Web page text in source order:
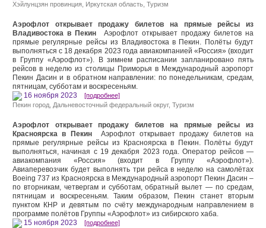
Хэйлунцзян провинция Иркутская область Туризм
Аэрофлот открывает продажу билетов на прямые рейсы из
Владивостока в Пекин Аэрофлот открывает продажу билетов на
прямые регулярные рейсы из Владивостока в Пекин. Полёты будут
выполняться с 18 декабря 2023 года авиакомпанией «Россия» (входит
в Группу «Аэрофлот»). В зимнем расписании запланировано пять
рейсов в неделю из столицы Приморья в Международный аэропорт
Пекин Дасин и в обратном направлении: по понедельникам, средам,
пятницам, субботам и воскресеньям.
16 ноября 2023 [подробнее]
Пекин город Дальневосточный федеральный округ, Туризм
Аэрофлот открывает продажу билетов на прямые рейсы из
Красноярска в ПекинАэрофлот открывает продажу билетов на
прямые регулярные рейсы из Красноярска в Пекин. Полёты будут
выполняться, начиная с 19 декабря 2023 года. Оператор рейсов —
авиакомпания «Россия» (входит в Группу «Аэрофлот»).
Авиаперевозчик будет выполнять три рейса в неделю на самолётах
Boeing 737 из Красноярска в Международный аэропорт Пекин Дасин –
по вторникам, четвергам и субботам, обратный вылет — по средам,
пятницам и воскресеньям. Таким образом, Пекин станет вторым
пунктом КНР и девятым по счёту международным направлением в
программе полётов Группы «Аэрофлот» из сибирского хаба.
15 ноября 2023 [подробнее]